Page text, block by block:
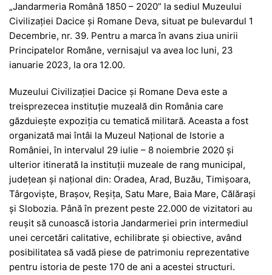
o
o
k
p
p
n
g
er
m g
e
z
ă
„Jandarmeria Română 1850 – 2020” la sediul Muzeului
Civilizației Dacice și Romane Deva, situat pe bulevardul 1
Decembrie, nr. 39. Pentru a marca în avans ziua unirii
Principatelor Române, vernisajul va avea loc luni, 23
ianuarie 2023, la ora 12.00.
Muzeului Civilizației Dacice și Romane Deva este a
treisprezecea instituție muzeală din România care
găzduiește expoziția cu tematică militară. Aceasta a fost
organizată mai întâi la Muzeul Național de Istorie a
României, în intervalul 29 iulie – 8 noiembrie 2020 și
ulterior itinerată la instituții muzeale de rang municipal,
județean și național din: Oradea, Arad, Buzău, Timișoara,
Târgoviște, Brașov, Reșița, Satu Mare, Baia Mare, Călărași
și Slobozia. Până în prezent peste 22.000 de vizitatori au
reușit să cunoască istoria Jandarmeriei prin intermediul
unei cercetări calitative, echilibrate și obiective, având
posibilitatea să vadă piese de patrimoniu reprezentative
pentru istoria de peste 170 de ani a acestei structuri.